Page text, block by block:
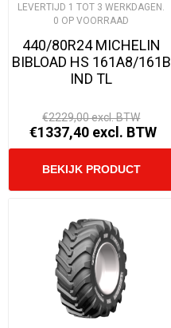
LEVERTIJD 1 TOT 3 WERKDAGEN.
0 OP VOORRAAD
440/80R24 MICHELIN
BIBLOAD HS 161A8/161B
IND TL
€2229,00 excl. BTW
€1337,40 excl. BTW